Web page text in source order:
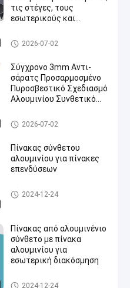
τις στέγες, τους
εσωτερικούς και
κλπ.
Σύνθετη επιτροπή αργιλίου P
E
2026-07-02
Σύγχρονο 3mm Αντι-
σάρατς Προσαρμοσμένο
Πυροσβεστικό Σχεδιασμό
Αλουμινίου Συνθετικό
Τείχους Κεραμίδες
εσωτερικό καταφύγιο
Σύνθετη επιτροπή αργιλίου P
VDF
2026-07-02
Πίνακας σύνθετου
αλουμινίου για πίνακες
επενδύσεων
Σύνθετο πάνελ αλουμινίου
2024-12-24
Πίνακας από αλουμινένιο
σύνθετο με πίνακα
αλουμινίου για
εσωτερική διακόσμηση
Σύνθετο πάνελ αλουμινίου
2024-12-24